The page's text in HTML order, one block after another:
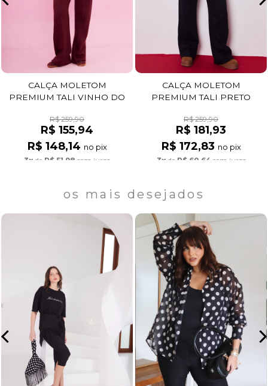
CALÇA MOLETOM
PREMIUM TALI VINHO DO
R$ 259,90
R$ 155,94
R$ 148,14 no pix
3x de R$ 51,98 sem juros
CALÇA MOLETOM
PREMIUM TALI PRETO
R$ 259,90
R$ 181,93
R$ 172,83 no pix
3xde R$ 60,64 sem juros
os mais desejados